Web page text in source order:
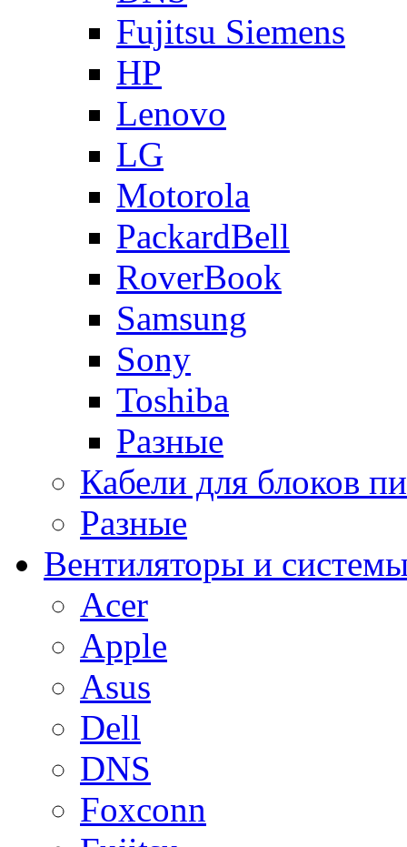
Fujitsu Siemens
HP
Lenovo
LG
Motorola
PackardBell
RoverBook
Samsung
Sony
Toshiba
Разные
Кабели для блоков
Разные
Вентиляторы и
Acer
Apple
Asus
Dell
DNS
Foxconn